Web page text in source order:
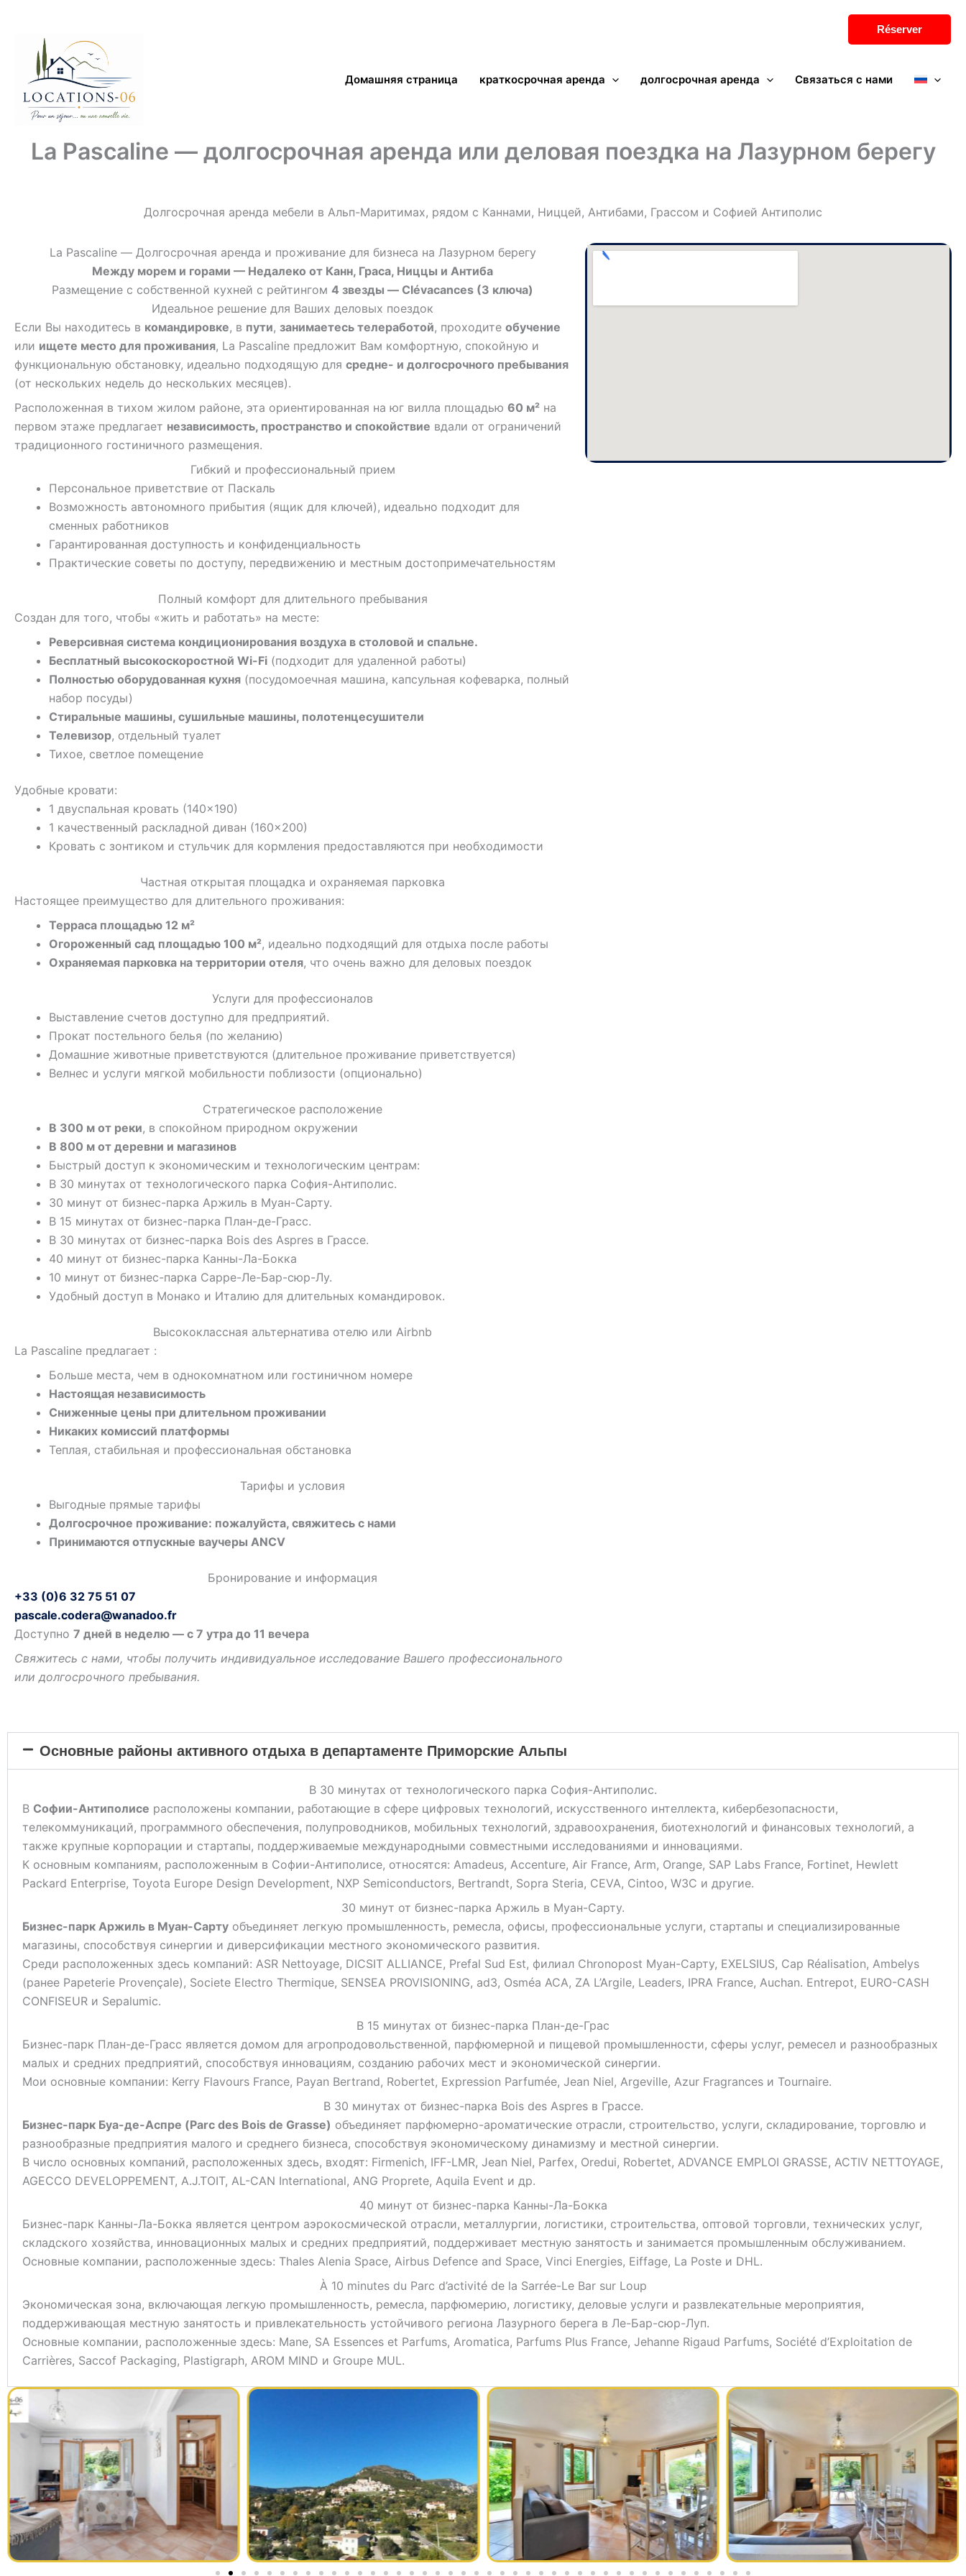
содержимому
Réserver
Домашняя страница краткосрочная аренда долгосрочная аренда Связаться с нами
La Pascaline — долгосрочная аренда или деловая поездка на Лазурном берегу
Долгосрочная аренда мебели в Альп-Маритимах, рядом с Каннами, Ниццей, Антибами, Грассом и Софией Антиполис
La Pascaline — Долгосрочная аренда и проживание для бизнеса на Лазурном берегу
Между морем и горами — Недалеко от Канн, Граса, Ниццы и Антиба
Размещение с собственной кухней с рейтингом4 звезды — Clévacances (3 ключа)
Идеальное решение для Ваших деловых поездок
Если Вы находитесь в командировке, в пути, занимаетесь телеработой, проходите обучение
или ищете место для проживания, La Pascaline предложит Вам комфортную, спокойную и
функциональную обстановку, идеально подходящую для средне- и долгосрочного пребывания
(от нескольких недель до нескольких месяцев).
Расположенная в тихом жилом районе, эта ориентированная на юг вилла площадью 60 м² на
первом этаже предлагает независимость, пространство и спокойствие вдали от ограничений
традиционного гостиничного размещения.
Гибкий и профессиональный прием
Персональное приветствие от Паскаль
Возможность автономного прибытия (ящик для ключей), идеально подходит для
сменных работников
Гарантированная доступность и конфиденциальность
Практические советы по доступу, передвижению и местным достопримечательностям
Полный комфорт для длительного пребывания
Создан для того, чтобы «жить и работать» на месте:
Реверсивная система кондиционирования воздуха в столовой и спальне.
Бесплатный высокоскоростной Wi-Fi (подходит для удаленной работы)
Полностью оборудованная кухня (посудомоечная машина, капсульная кофеварка, полный
набор посуды)
Стиральные машины, сушильные машины, полотенцесушители
Телевизор, отдельный туалет
Тихое, светлое помещение
Удобные кровати:
1 двуспальная кровать (140×190)
1 качественный раскладной диван (160×200)
Кровать с зонтиком и стульчик для кормления предоставляются при необходимости
Частная открытая площадка и охраняемая парковка
Настоящее преимущество для длительного проживания:
Терраса площадью 12 м²
Огороженный сад площадью 100 м², идеально подходящий для отдыха после работы
Охраняемая парковка на территории отеля, что очень важно для деловых поездок
Услуги для профессионалов
Выставление счетов доступно для предприятий.
Прокат постельного белья (по желанию)
Домашние животные приветствуются (длительное проживание приветствуется)
Велнес и услуги мягкой мобильности поблизости (опционально)
Стратегическое расположение
В 300 м от реки, в спокойном природном окружении
В 800 м от деревни и магазинов
Быстрый доступ к экономическим и технологическим центрам:
В 30 минутах от технологического парка София-Антиполис.
30 минут от бизнес-парка Аржиль в Муан-Сарту.
В 15 минутах от бизнес-парка План-де-Грасс.
В 30 минутах от бизнес-парка Bois des Aspres в Грассе.
40 минут от бизнес-парка Канны-Ла-Бокка
10 минут от бизнес-парка Сарре-Ле-Бар-сюр-Лу.
Удобный доступ в Монако и Италию для длительных командировок.
Высококлассная альтернатива отелю или Airbnb
La Pascaline предлагает :
Больше места, чем в однокомнатном или гостиничном номере
Настоящая независимость
Сниженные цены при длительном проживании
Никаких комиссий платформы
Теплая, стабильная и профессиональная обстановка
Тарифы и условия
Выгодные прямые тарифы
Долгосрочное проживание: пожалуйста, свяжитесь с нами
Принимаются отпускные ваучеры ANCV
Бронирование и информация
+33 (0)6 32 75 51 07
pascale.codera@wanadoo.fr
Доступно 7 дней в неделю — с 7 утра до 11 вечера
Свяжитесь с нами, чтобы получить индивидуальное исследование Вашего профессионального
или долгосрочного пребывания.
Основные районы активного отдыха в департаменте Приморские Альпы
В 30 минутах от технологического парка София-Антиполис.
В Софии-Антиполисе расположены компании, работающие в сфере цифровых технологий, искусственного интеллекта, кибербезопасности,
телекоммуникаций, программного обеспечения, полупроводников, мобильных технологий, здравоохранения, биотехнологий и финансовых технологий, а
также крупные корпорации и стартапы, поддерживаемые международными совместными исследованиями и инновациями.
К основным компаниям, расположенным в Софии-Антиполисе, относятся: Amadeus, Accenture, Air France, Arm, Orange, SAP Labs France, Fortinet, Hewlett
Packard Enterprise, Toyota Europe Design Development, NXP Semiconductors, Bertrandt, Sopra Steria, CEVA, Cintoo, W3C и другие.
30 минут от бизнес-парка Аржиль в Муан-Сарту.
Бизнес-парк Аржиль в Муан-Сарту объединяет легкую промышленность, ремесла, офисы, профессиональные услуги, стартапы и специализированные
магазины, способствуя синергии и диверсификации местного экономического развития.
Среди расположенных здесь компаний: ASR Nettoyage, DICSIT ALLIANCE, Prefal Sud Est, филиал Chronopost Муан-Сарту, EXELSIUS, Cap Réalisation, Ambelys
(ранее Papeterie Provençale), Societe Electro Thermique, SENSEA PROVISIONING, ad3, Osméa ACA, ZA L’Argile, Leaders, IPRA France, Auchan. Entrepot, EURO-CASH
CONFISEUR и Sepalumic.
В 15 минутах от бизнес-парка План-де-Грас
Бизнес-парк План-де-Грасс является домом для агропродовольственной, парфюмерной и пищевой промышленности, сферы услуг, ремесел и разнообразных
малых и средних предприятий, способствуя инновациям, созданию рабочих мест и экономической синергии.
Мои основные компании: Kerry Flavours France, Payan Bertrand, Robertet, Expression Parfumée, Jean Niel, Argeville, Azur Fragrances и Tournaire.
В 30 минутах от бизнес-парка Bois des Aspres в Грассе.
Бизнес-парк Буа-де-Аспре (Parc des Bois de Grasse) объединяет парфюмерно-ароматические отрасли, строительство, услуги, складирование, торговлю и
разнообразные предприятия малого и среднего бизнеса, способствуя экономическому динамизму и местной синергии.
В число основных компаний, расположенных здесь, входят: Firmenich, IFF-LMR, Jean Niel, Parfex, Oredui, Robertet, ADVANCE EMPLOI GRASSE, ACTIV NETTOYAGE,
AGECCO DEVELOPPEMENT, A.J.TOIT, AL-CAN International, ANG Proprete, Aquila Event и др.
40 минут от бизнес-парка Канны-Ла-Бокка
Бизнес-парк Канны-Ла-Бокка является центром аэрокосмической отрасли, металлургии, логистики, строительства, оптовой торговли, технических услуг,
складского хозяйства, инновационных малых и средних предприятий, поддерживает местную занятость и занимается промышленным обслуживанием.
Основные компании, расположенные здесь: Thales Alenia Space, Airbus Defence and Space, Vinci Energies, Eiffage, La Poste и DHL.
À 10 minutes du Parc d’activité de la Sarrée-Le Bar sur Loup
Экономическая зона, включающая легкую промышленность, ремесла, парфюмерию, логистику, деловые услуги и развлекательные мероприятия,
поддерживающая местную занятость и привлекательность устойчивого региона Лазурного берега в Ле-Бар-сюр-Луп.
Основные компании, расположенные здесь: Mane, SA Essences et Parfums, Aromatica, Parfums Plus France, Jehanne Rigaud Parfums, Société d’Exploitation de
Carrières, Saccof Packaging, Plastigraph, AROM MIND и Groupe MUL.